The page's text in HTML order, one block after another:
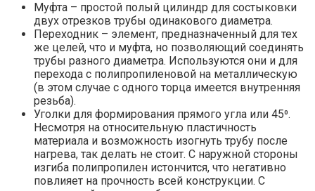
Муфта – простой полый цилиндр для состыковки
двух отрезков трубы одинакового диаметра.
Переходник – элемент, предназначенный для тех
же целей, что и муфта, но позволяющий соединять
трубы разного диаметра. Используются они и для
перехода с полипропиленовой на металлическую
(в этом случае с одного торца имеется внутренняя
резьба).
Уголки для формирования прямого угла или 45⁰.
Несмотря на относительную пластичность
материала и возможность изогнуть трубу после
нагрева, так делать не стоит. С наружной стороны
изгиба полипропилен истончится, что негативно
повлияет на прочность всей конструкции. С